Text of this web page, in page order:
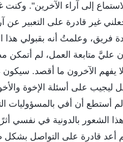
إلى آراء الآخرين". وكنت
غير قادرة على التعبير
فريق، وعلمتُ أنه بقبولي هذا
متابعة العمل، لم أتمكن
يفهم الآخرون ما أقصد. سيكون
على أسئلة الإخوة
أستطع أن أفي بالمسؤوليات
الشعور بالدونية في نفسي أثرًا
أعد قادرة على التواصل